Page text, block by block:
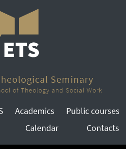
Seminary
of Theology and Social Work
Academics
Public courses
Calendar Contacts